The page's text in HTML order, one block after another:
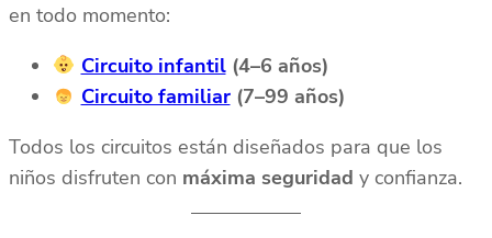
en todo momento:
Circuito infantil(4–6 años)
Circuito familiar(7–99 años)
Todos los circuitos están diseñados para que los
niños disfruten con máxima seguridad y confianza.